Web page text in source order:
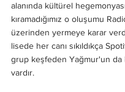
alanında kültürel
kıramadığımız o oluşumu
üzerinden yermeye karar
lisede her canı sıkıldıkça
grup keşfeden Yağmur'un da
vardır.